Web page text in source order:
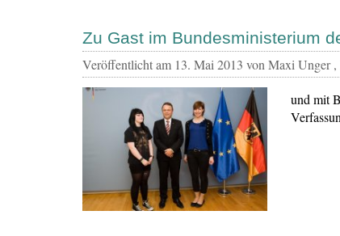
Zu Gast im Bundesministerium
Veröffentlicht am 13. Mai 2013 von Maxi Unger
und mit